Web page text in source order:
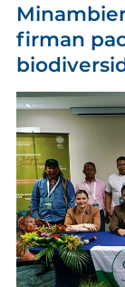
firman